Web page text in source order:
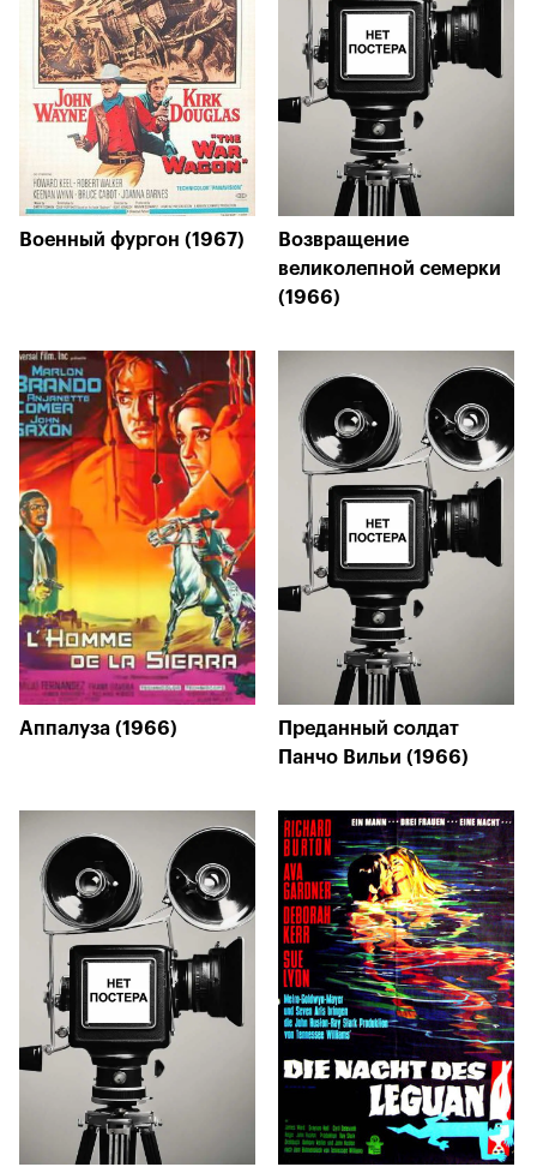
Военный фургон (1967)
Возвращение
великолепной семерки
(1966)
Аппалуза (1966)
Преданный солдат
Панчо Вильи (1966)